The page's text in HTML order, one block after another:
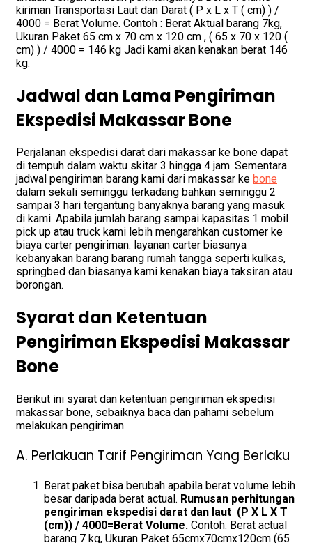
kiriman Transportasi Laut dan Darat ( P x L x T ( cm) ) /
4000 = Berat Volume. Contoh : Berat Aktual barang 7kg,
Ukuran Paket 65 cm x 70 cm x 120 cm , ( 65 x 70 x 120 (
cm) ) / 4000 = 146 kg Jadi kami akan kenakan berat 146
kg.
Jadwal dan Lama Pengiriman
Ekspedisi Makassar Bone
Perjalanan ekspedisi darat dari makassar ke bone dapat
di tempuh dalam waktu skitar 3 hingga 4 jam. Sementara
jadwal pengiriman barang kami dari makassar ke bone
dalam sekali seminggu terkadang bahkan seminggu 2
sampai 3 hari tergantung banyaknya barang yang masuk
di kami. Apabila jumlah barang sampai kapasitas 1 mobil
pick up atau truck kami lebih mengarahkan customer ke
biaya carter pengiriman. layanan carter biasanya
kebanyakan barang barang rumah tangga seperti kulkas,
springbed dan biasanya kami kenakan biaya taksiran atau
borongan.
Syarat dan Ketentuan
Pengiriman Ekspedisi Makassar
Bone
Berikut ini syarat dan ketentuan pengiriman ekspedisi
makassar bone, sebaiknya baca dan pahami sebelum
melakukan pengiriman
A. Perlakuan Tarif Pengiriman Yang Berlaku
Berat paket bisa berubah apabila berat volume lebih
besar daripada berat actual. Rumusan perhitungan
pengiriman ekspedisi darat dan laut (P X L X T
(cm)) / 4000=Berat Volume. Contoh: Berat actual
barang 7 kg, Ukuran Paket 65cmx70cmx120cm (65